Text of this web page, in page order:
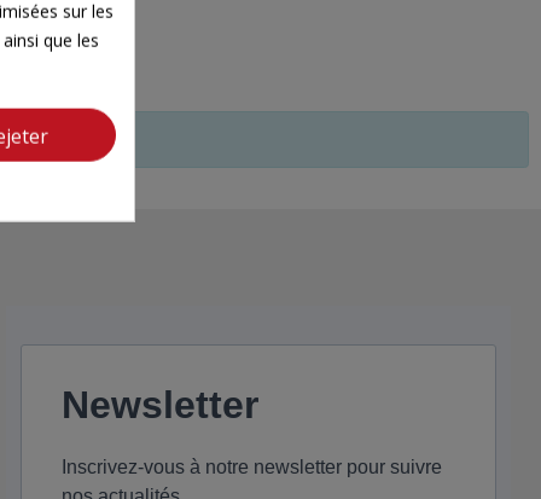
Newsletter
Inscrivez-vous à notre newsletter pour suivre
sur les
que les